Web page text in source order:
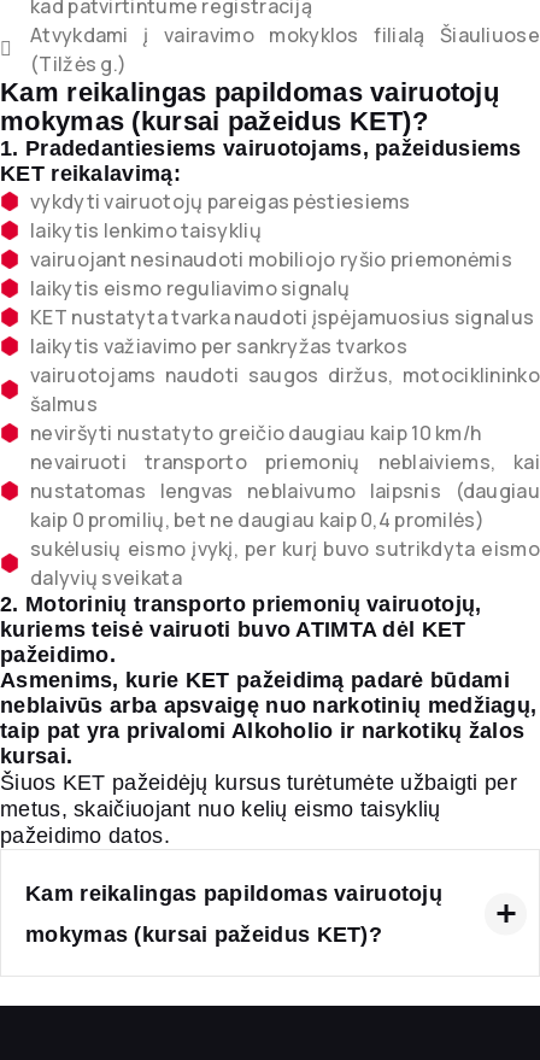
kad patvirtintume registraciją
Atvykdami į vairavimo mokyklos filialą Šiauliuose
(Tilžės g.)
Kam reikalingas papildomas vairuotojų
mokymas (kursai pažeidus KET)?
1. Pradedantiesiems vairuotojams, pažeidusiems
KET reikalavimą:
vykdyti vairuotojų pareigas pėstiesiems
laikytis lenkimo taisyklių
vairuojant nesinaudoti mobiliojo ryšio priemonėmis
laikytis eismo reguliavimo signalų
KET nustatyta tvarka naudoti įspėjamuosius signalus
laikytis važiavimo per sankryžas tvarkos
vairuotojams naudoti saugos diržus, motociklininko
šalmus
neviršyti nustatyto greičio daugiau kaip 10 km/h
nevairuoti transporto priemonių neblaiviems, kai
nustatomas lengvas neblaivumo laipsnis (daugiau
kaip 0 promilių, bet ne daugiau kaip 0,4 promilės)
sukėlusių eismo įvykį, per kurį buvo sutrikdyta eismo
dalyvių sveikata
2. Motorinių transporto priemonių vairuotojų,
kuriems teisė vairuoti buvo ATIMTA dėl KET
pažeidimo.
Asmenims, kurie KET pažeidimą padarė būdami
neblaivūs arba apsvaigę nuo narkotinių medžiagų,
taip pat yra privalomi Alkoholio ir narkotikų žalos
kursai.
Šiuos KET pažeidėjų kursus turėtumėte užbaigti per
metus, skaičiuojant nuo kelių eismo taisyklių
pažeidimo datos.
Kam reikalingas papildomas vairuotojų
mokymas (kursai pažeidus KET)?